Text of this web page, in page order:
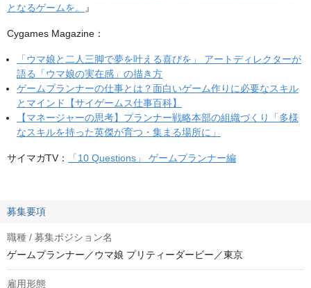
となるゲームを。 』
Cygames Magazine：
「ウマ娘と二人三脚で夢を叶える喜びを」 アートディレクターが
語る「ウマ娘の実在感」の描き方
ゲームプランナーの仕事とは？面白いゲーム作りに必要なスキル
とマインド【サイゲームス仕事百科】
【マネージャーの思考】プランナー戦略本部の組織づくり「多様
なスキルを持った英傑が育つ・集まる場所に」
サイマガTV： 「10 Questions」 ゲームプランナー編
募集要項
職種 / 募集ポジション名
ゲームプランナー／ウマ娘 プリティーダービー／東京
雇用形態